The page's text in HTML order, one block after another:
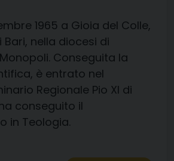
1965 a Gioia del Colle,
nella diocesi di
Conseguita la
è entrato nel
Regionale Pio XI di
conseguito il
in Teologia.